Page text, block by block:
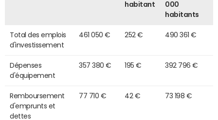
habitant
000
habitants
Total des emplois
d'investissement
461 050 € 252 € 490 361 €
Dépenses
d'équipement
357 380 € 195 € 392 796 €
Remboursement
d'emprunts et
dettes
77 710 € 42 € 73 198 €